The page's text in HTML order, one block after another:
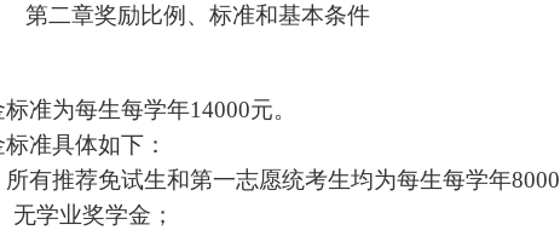
第二章奖励比例、标准和基本条件
准为每生每学年14000元。
准具体如下：
有推荐免试生和第一志愿统考生均为每生每学年8000
学业奖学金；